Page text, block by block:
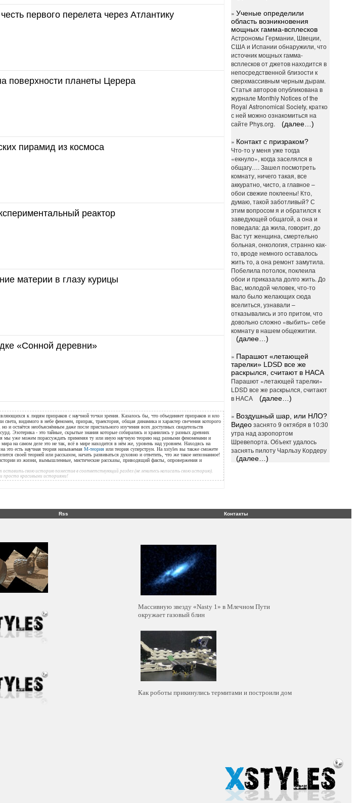
первого перелета через Атлантику
поверхности планеты Церера
пирамид из космоса
реактор
материи в глазу курицы
«Сонной деревни»
к людям призраков с научной точки зрения. Казалось бы, что объединяет призраков и нло
видимого в небе феномен, призрак, траектория, общая динамика и характер свечения которого
и остаётся необъяснённым даже после пристального изучения всех доступных свидетельств
Эзотерика - это тайные, скрытые знания которые собирались и хранились у разных древних
мы уже можем порассуждать применяя ту или иную научную теорию над разными феноменами и
мира на самом деле это не так, всё в мире находится в нём же, уровень над уровнем. Находясь на
это есть научная теория называемаяМ-теория или теория суперструн. На xstyles вы также сможете
своей теорией или рассказом, начать развиваться духовно и ответить, что же такое непознанное!
из жизни, вымышленные, мистические рассказы, приводящий факты, опровержения и
свою историю поместив в соответствующий раздел (не ленитесь написать свою историю).
и просто красивыми историями!
»Ученые определили
область возникновения
мощных гамма-всплесков
Астрономы Германии, Швеции,
США и Испании обнаружили, что
источник мощных гамма-
всплесков от джетов находится в
непосредственной близости к
сверхмассивным черным дырам.
Статья авторов опубликована в
журнале Monthly Notices of the
Royal Astronomical Society, кратко
с ней можно ознакомиться на
сайте Phys.org.
(далее…)
» Контакт с призраком?
Что-то у меня уже тогда
«екнуло», когда заселялся в
общагу…. Зашел посмотреть
комнату, ничего такая, все
аккуратно, чисто, а главное –
обои свежие поклеены! Кто,
думаю, такой заботливый? С
этим вопросом я и обратился к
заведующей общагой, а она и
поведала: да жила, говорит, до
Вас тут женщина, смертельно
больная, онкология, странно как-
то, вроде немного оставалось
жить то, а она ремонт замутила.
Побелила потолок, поклеила
обои и приказала долго жить. До
Вас, молодой человек, что-то
мало было желающих сюда
вселиться, узнавали –
отказывались и это притом, что
довольно сложно «выбить» себе
комнату в нашем общежитии.
(далее…)
» Парашют «летающей
тарелки» LDSD все же
раскрылся, считают в НАСА
Парашют «летающей тарелки»
LDSD все же раскрылся, считают
в НАСА
(далее…)
» Воздушный шар, или НЛО?
Видеозаснято 9 октября в 10:30
утра над аэропортом
Шревепорта. Объект удалось
заснять пилоту Чарльзу Кордеру
(далее…)
Rss Контакты
Массивную звезду «Nasty 1» в Млечном Пути
окружает газовый блин
Как роботы прикинулись термитами и построили дом